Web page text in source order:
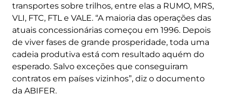
transportes sobre trilhos, entre elas a RUMO, MRS,
VLI, FTC, FTL e VALE. “A maioria das operações das
atuais concessionárias começou em 1996. Depois
de viver fases de grande prosperidade, toda uma
cadeia produtiva está com resultado aquém do
esperado. Salvo exceções que conseguiram
contratos em países vizinhos”, diz o documento
da ABIFER.